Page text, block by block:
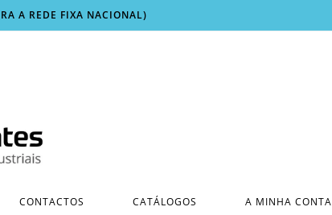
A REDE FIXA NACIONAL)
CONTACTOS CATÁLOGOS A MINHA CONTA